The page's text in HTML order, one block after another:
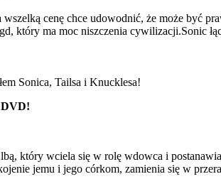
cenę chce udowodnić, że może być
który ma moc niszczenia cywilizacji.Sonic
Sonica, Tailsa i Knucklesa!
który wciela się w rolę wdowca i
jemu i jego córkom, zamienia się w